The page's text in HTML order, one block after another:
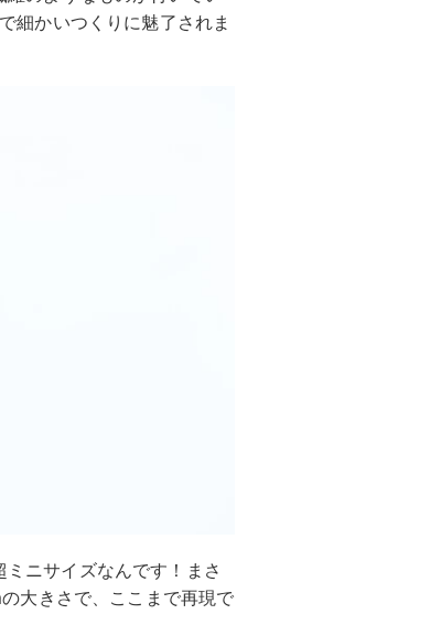
細かいつくりに魅了されま
ニサイズなんです！まさ
大きさで、ここまで再現で